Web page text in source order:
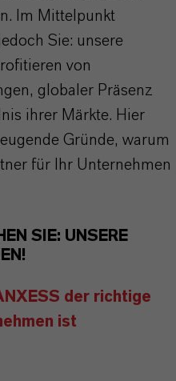
Im Mittelpunkt
Sie: unsere
von
globaler Präsenz
ihrer Märkte. Hier
Gründe, warum
für Ihr Unternehmen
SIE: UNSERE
der richtige
ist